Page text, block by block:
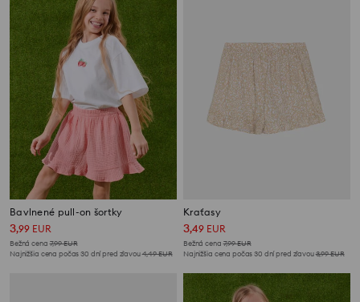
Bavlnené pull-on šortky
3,99 EUR
Bežná cena 7,99EUR
Najnižšia cena počas 30 dní pred zľavou4,49EUR
Kraťasy
3,49 EUR
Bežná cena 7,99EUR
Najnižšia cena počas 30 dní pred zľavou3,99EUR